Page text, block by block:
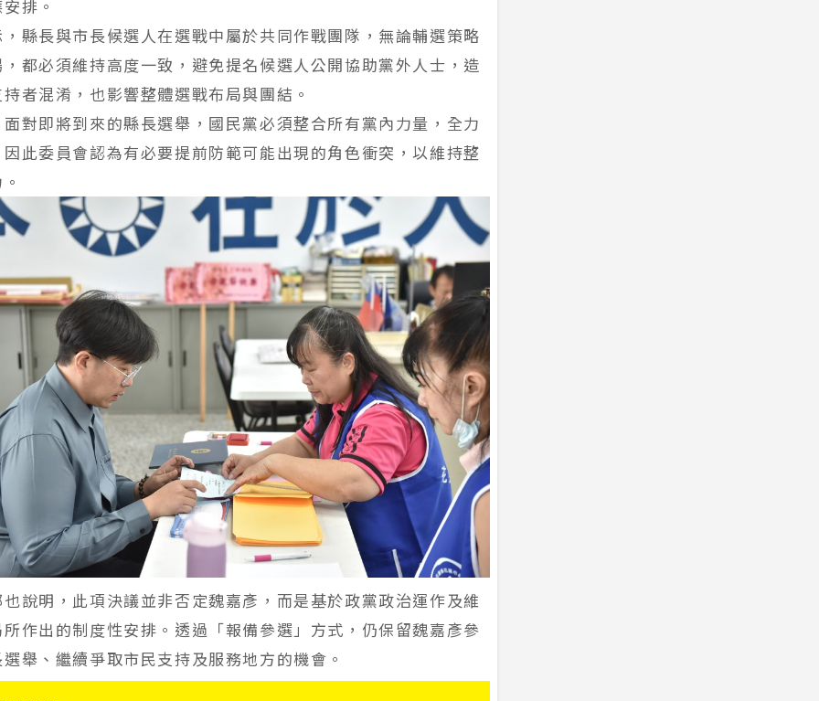
排。
縣長與市長候選人在選戰中屬於共同作戰團隊，無論輔選策略
都必須維持高度一致，避免提名候選人公開協助黨外人士，造
者混淆，也影響整體選戰布局與團結。
對即將到來的縣長選舉，國民黨必須整合所有黨內力量，全力
此委員會認為有必要提前防範可能出現的角色衝突，以維持整
說明，此項決議並非否定魏嘉彥，而是基於政黨政治運作及維
作出的制度性安排。透過「報備參選」方式，仍保留魏嘉彥參
舉、繼續爭取市民支持及服務地方的機會。